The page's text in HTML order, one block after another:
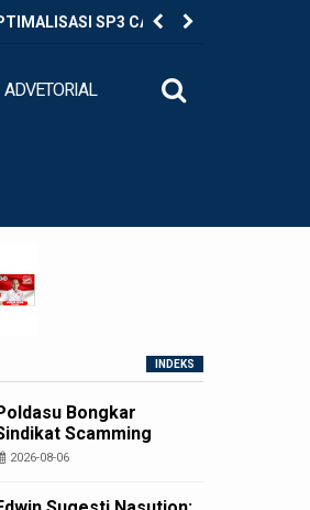
SP3 CATIN
ADVETORIAL
INDEKS
Bongkar
Scamming
di
Rugi Rp6,7 Miliar
2026-08-06